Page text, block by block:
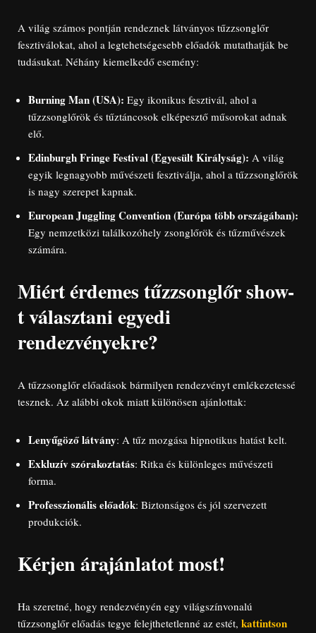
A világ számos pontján rendeznek látványos tűzzsonglőr
fesztiválokat, ahol a legtehetségesebb előadók mutathatják be
tudásukat. Néhány kiemelkedő esemény:
Burning Man (USA): Egy ikonikus fesztivál, ahol a
tűzzsonglőrök és tűztáncosok elképesztő műsorokat adnak
elő.
Edinburgh Fringe Festival (Egyesült Királyság): A világ
egyik legnagyobb művészeti fesztiválja, ahol a tűzzsonglőrök
is nagy szerepet kapnak.
European Juggling Convention (Európa több országában):
Egy nemzetközi találkozóhely zsonglőrök és tűzművészek
számára.
Miért érdemes tűzzsonglőr show-
t választani egyedi
rendezvényekre?
A tűzzsonglőr előadások bármilyen rendezvényt emlékezetessé
tesznek. Az alábbi okok miatt különösen ajánlottak:
Lenyűgöző látvány: A tűz mozgása hipnotikus hatást kelt.
Exkluzív szórakoztatás: Ritka és különleges művészeti
forma.
Professzionális előadók: Biztonságos és jól szervezett
produkciók.
Kérjen árajánlatot most!
Ha szeretné, hogy rendezvényén egy világszínvonalú
tűzzsonglőr előadás tegye felejthetetlenné az estét, kattintson